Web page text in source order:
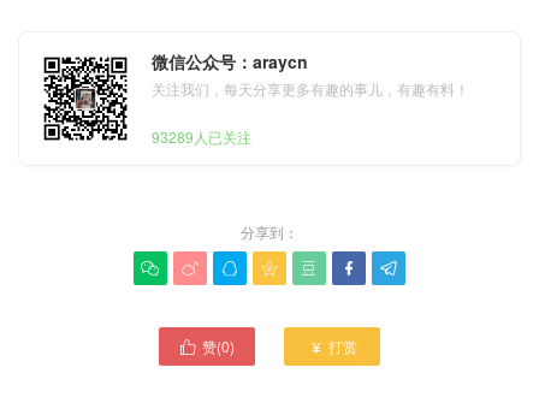
微信公众号：araycn
关注我们，每天分享更多有趣的事儿，有趣有料！
93289人已关注
分享到：
      
 赞(0)  打赏